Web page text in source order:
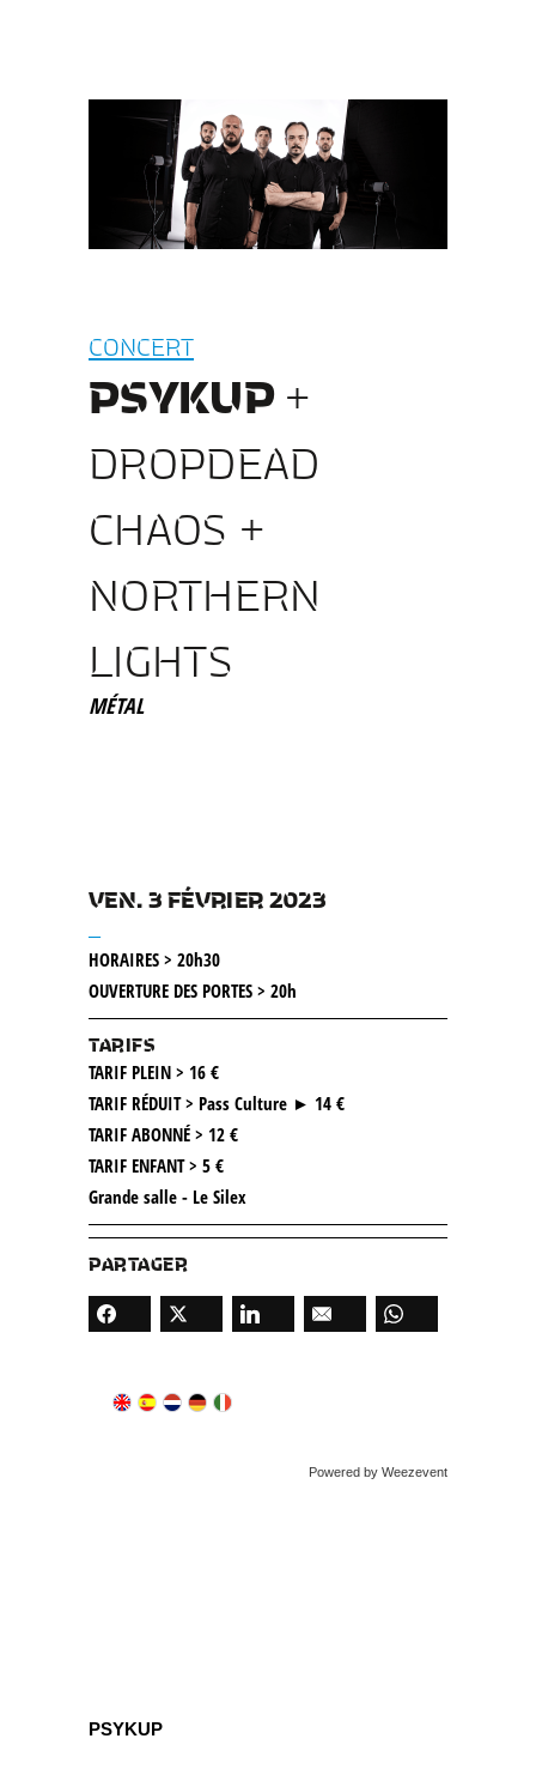
CONCERT
PSYKUP+
DROPDEAD
CHAOS +
NORTHERN
LIGHTS
MÉTAL
VEN. 3 FÉVRIER 2023
HORAIRES > 20h30
OUVERTURE DES PORTES > 20h
TARIFS
TARIF PLEIN > 16 €
TARIF RÉDUIT > Pass Culture ► 14 €
TARIF ABONNÉ > 12 €
TARIF ENFANT > 5 €
Grande salle - Le Silex
PARTAGER
Powered by Weezevent
PSYKUP